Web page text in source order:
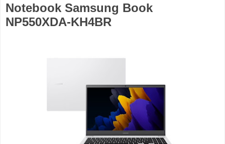
Notebook Samsung Book
NP550XDA-KH4BR